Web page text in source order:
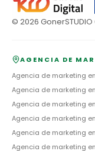
© 2026
AGENCIA DE
Agencia de marketing en
Agencia de marketing en
Agencia de marketing en
Agencia de marketing en
Agencia de marketing en
Agencia de marketing en